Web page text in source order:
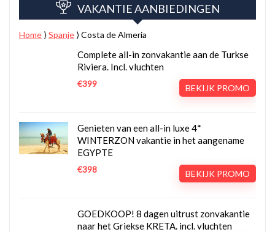
VAKANTIE AANBIEDINGEN
Home ⟩Spanje ⟩Costa de Almeria
Complete all-in zonvakantie aan de Turkse
Riviera. Incl. vluchten
€399 BEKIJK PROMO
Genieten van een all-in luxe 4*
WINTERZON vakantie in het aangename
EGYPTE
€398 BEKIJK PROMO
GOEDKOOP! 8 dagen uitrust zonvakantie
naar het Griekse KRETA. incl. vluchten